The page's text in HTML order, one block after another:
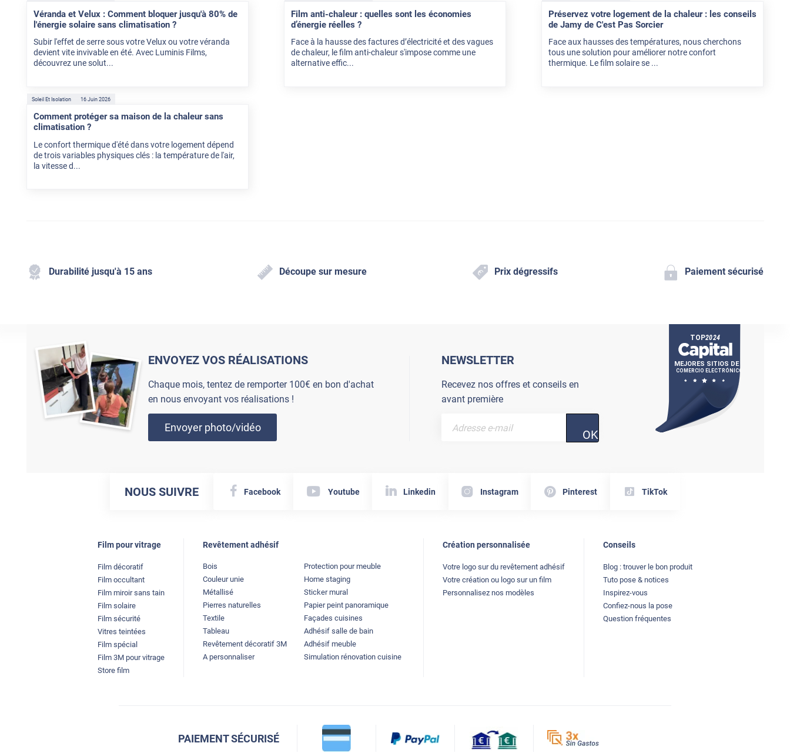
Véranda et Velux : Comment bloquer jusqu'à 80% de
l'énergie solaire sans climatisation ?
Subir l'effet de serre sous votre Velux ou votre véranda
devient vite invivable en été. Avec Luminis Films,
découvrez une solut...
Film anti-chaleur : quelles sont les économies
d’énergie réelles ?
Face à la hausse des factures d’électricité et des vagues
de chaleur, le film anti-chaleur s'impose comme une
alternative effic...
Préservez votre logement de la chaleur : les conseils
de Jamy de C'est Pas Sorcier
Face aux hausses des températures, nous cherchons
tous une solution pour améliorer notre confort
thermique. Le film solaire se ...
Soleil Et Isolation 16 Juin 2026
Comment protéger sa maison de la chaleur sans
climatisation ?
Le confort thermique d'été dans votre logement dépend
de trois variables physiques clés : la température de l'air,
la vitesse d...
Durabilité jusqu'à 15 ans Découpe sur mesure Prix dégressifs Paiement sécurisé
ENVOYEZ VOS RÉALISATIONS
Chaque mois, tentez de remporter 100€ en bon d'achat
en nous envoyant vos réalisations !
Envoyer photo/vidéo
NEWSLETTER
Recevez nos offres et conseils en
avant première
OK
NOUS SUIVRE Facebook Youtube Linkedin Instagram Pinterest TikTok
Film pour vitrage
Film décoratif
Film occultant
Film miroir sans tain
Film solaire
Film sécurité
Vitres teintées
Film spécial
Film 3M pour vitrage
Store film
Revêtement adhésif
Bois
Couleur unie
Métallisé
Pierres naturelles
Textile
Tableau
Revêtement décoratif 3M
A personnaliser
Protection pour meuble
Home staging
Sticker mural
Papier peint panoramique
Façades cuisines
Adhésif salle de bain
Adhésif meuble
Simulation rénovation cuisine
Création personnalisée
Votre logo sur du revêtement adhésif
Votre création ou logo sur un film
Personnalisez nos modèles
Conseils
Blog : trouver le bon produit
Tuto pose & notices
Inspirez-vous
Confiez-nous la pose
Question fréquentes
PAIEMENT SÉCURISÉ